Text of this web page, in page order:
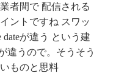
者間で 配信される
ントですね スワッ
が違う という建
違うので。そうそう
ものと思料